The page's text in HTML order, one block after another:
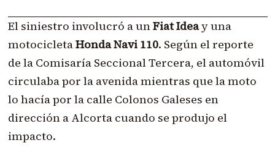
El siniestro involucró a unFiat Ideay una
motocicletaHonda Navi 110. Según el reporte
de la Comisaría Seccional Tercera, el automóvil
circulaba por la avenida mientras que la moto
lo hacía por la calle Colonos Galeses en
dirección a Alcorta cuando se produjo el
impacto.